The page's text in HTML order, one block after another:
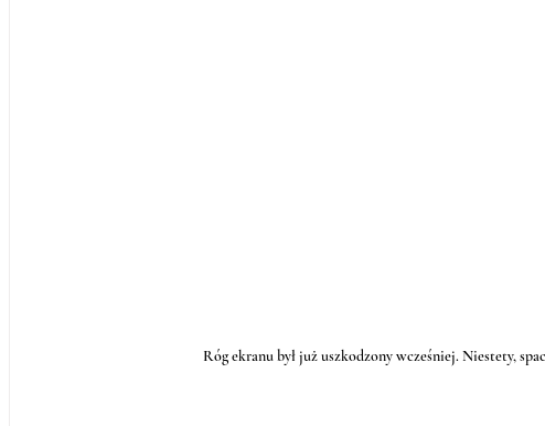
Róg ekranu był już uszkodzony wcześniej. Niestety,